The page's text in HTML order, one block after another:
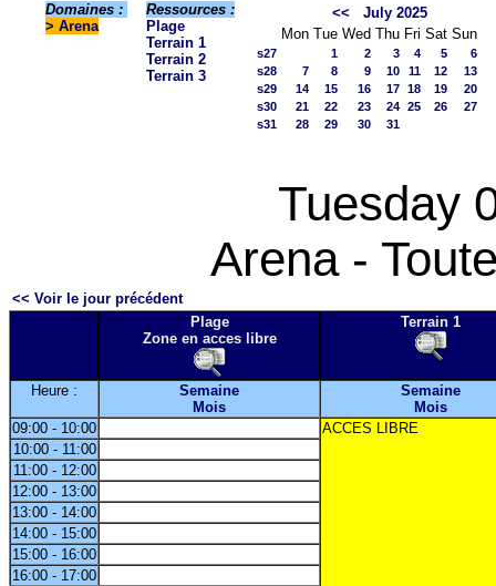
Domaines :
> Arena
Ressources :
Plage
Terrain 1
Terrain 2
Terrain 3
<<
July 2025
Mon Tue Wed Thu Fri Sat Sun
s27 1 2 3 4 5
6
s28
7 8 9 10 11 12
13
s29
14 15 16 17 18 19
20
s30
21 22 23 24 25 26
27
s31
28 29 30 31
Tuesday
Arena -
<< Voir le jour précédent
Plage
Zone en acces libre
Terrain 1
Heure :
Semaine
Mois
Semaine
Mois
09:00 - 10:00
ACCES LIBRE
10:00 - 11:00
11:00 - 12:00
12:00 - 13:00
13:00 - 14:00
14:00 - 15:00
15:00 - 16:00
16:00 - 17:00